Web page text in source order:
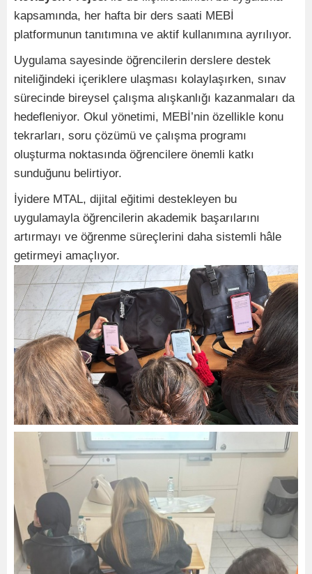
kapsamında, her hafta bir ders saati MEBİ
platformunun tanıtımına ve aktif kullanımına ayrılıyor.
Uygulama sayesinde öğrencilerin derslere destek
niteliğindeki içeriklere ulaşması kolaylaşırken, sınav
sürecinde bireysel çalışma alışkanlığı kazanmaları da
hedefleniyor. Okul yönetimi, MEBİ’nin özellikle konu
tekrarları, soru çözümü ve çalışma programı
oluşturma noktasında öğrencilere önemli katkı
sunduğunu belirtiyor.
İyidere MTAL, dijital eğitimi destekleyen bu
uygulamayla öğrencilerin akademik başarılarını
artırmayı ve öğrenme süreçlerini daha sistemli hâle
getirmeyi amaçlıyor.